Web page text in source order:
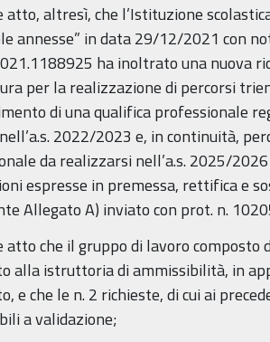
atto, altresì, che l’Istituzione
annesse” in data 29/12/2021 con
ha inoltrato una nuova
per la realizzazione di percorsi
di una qualifica professionale
2022/2023 e, in continuità,
da realizzarsi nell’a.s. 2025/
espresse in premessa, rettifica e
Allegato A) inviato con prot. n.
atto che il gruppo di lavoro
alla istruttoria di ammissibilità, in
e che le n. 2 richieste, di cui ai
a validazione;